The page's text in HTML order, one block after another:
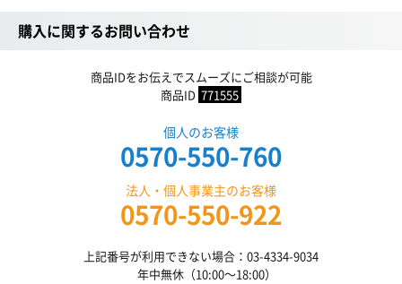
購入に関するお問い合わせ
商品IDをお伝えでスムーズにご相談が可能
商品ID 771555
個人のお客様
0570-550-760
法人・個人事業主のお客様
0570-550-922
上記番号が利用できない場合：03-4334-9034
年中無休（10:00〜18:00）